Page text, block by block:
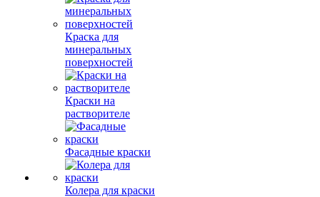
Краска для
минеральных
поверхностей
Краски на
растворителе
Фасадные краски
Колера для краски